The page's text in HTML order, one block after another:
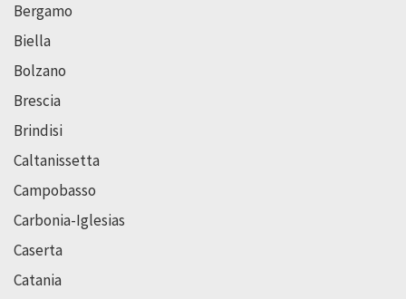
Bergamo
Biella
Bolzano
Brescia
Brindisi
Caltanissetta
Campobasso
Carbonia-Iglesias
Caserta
Catania